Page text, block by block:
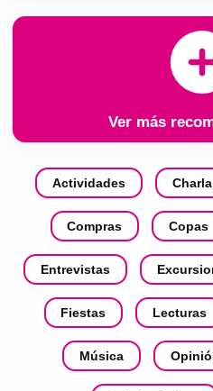
Ver más
Actividades
Compras Copas
Entrevistas
Fiestas Lecturas
Música